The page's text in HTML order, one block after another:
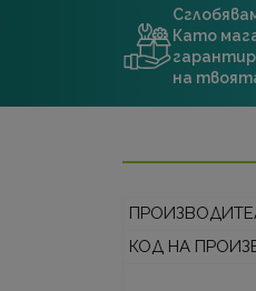
Като
на
КОД НА